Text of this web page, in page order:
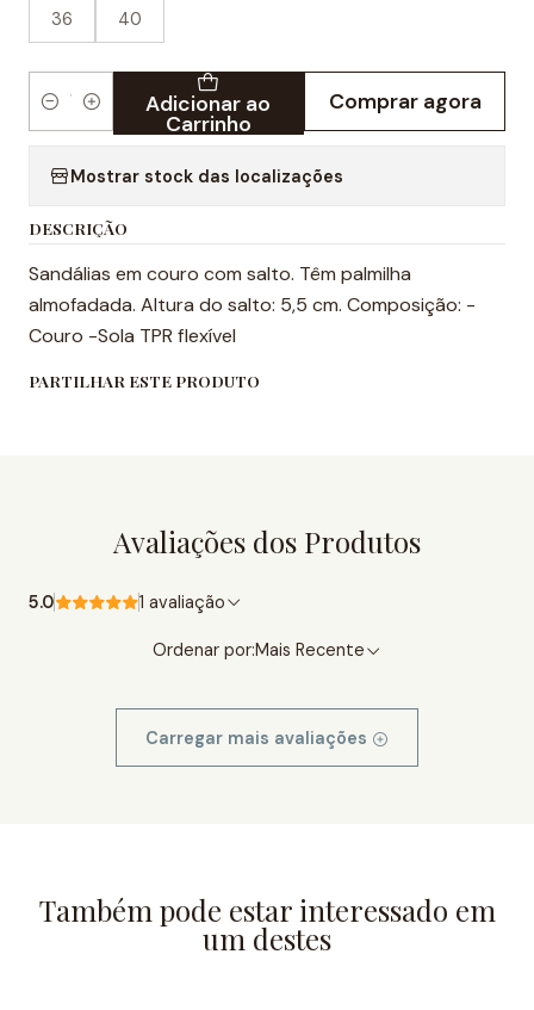
36 40
Quantidade Adicionar ao
Carrinho
Comprar agora
Mostrar stock das localizações
DESCRIÇÃO
Sandálias em couro com salto. Têm palmilha
almofadada. Altura do salto: 5,5 cm. Composição: -
Couro -Sola TPR flexível
PARTILHAR ESTE PRODUTO
Avaliações dos Produtos
5.0 1 avaliação
Ordenar por:Mais Recente
Carregar mais avaliações
Também pode estar interessado em
um destes